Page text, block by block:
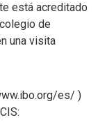
está acreditado
de
una visita
es/ )